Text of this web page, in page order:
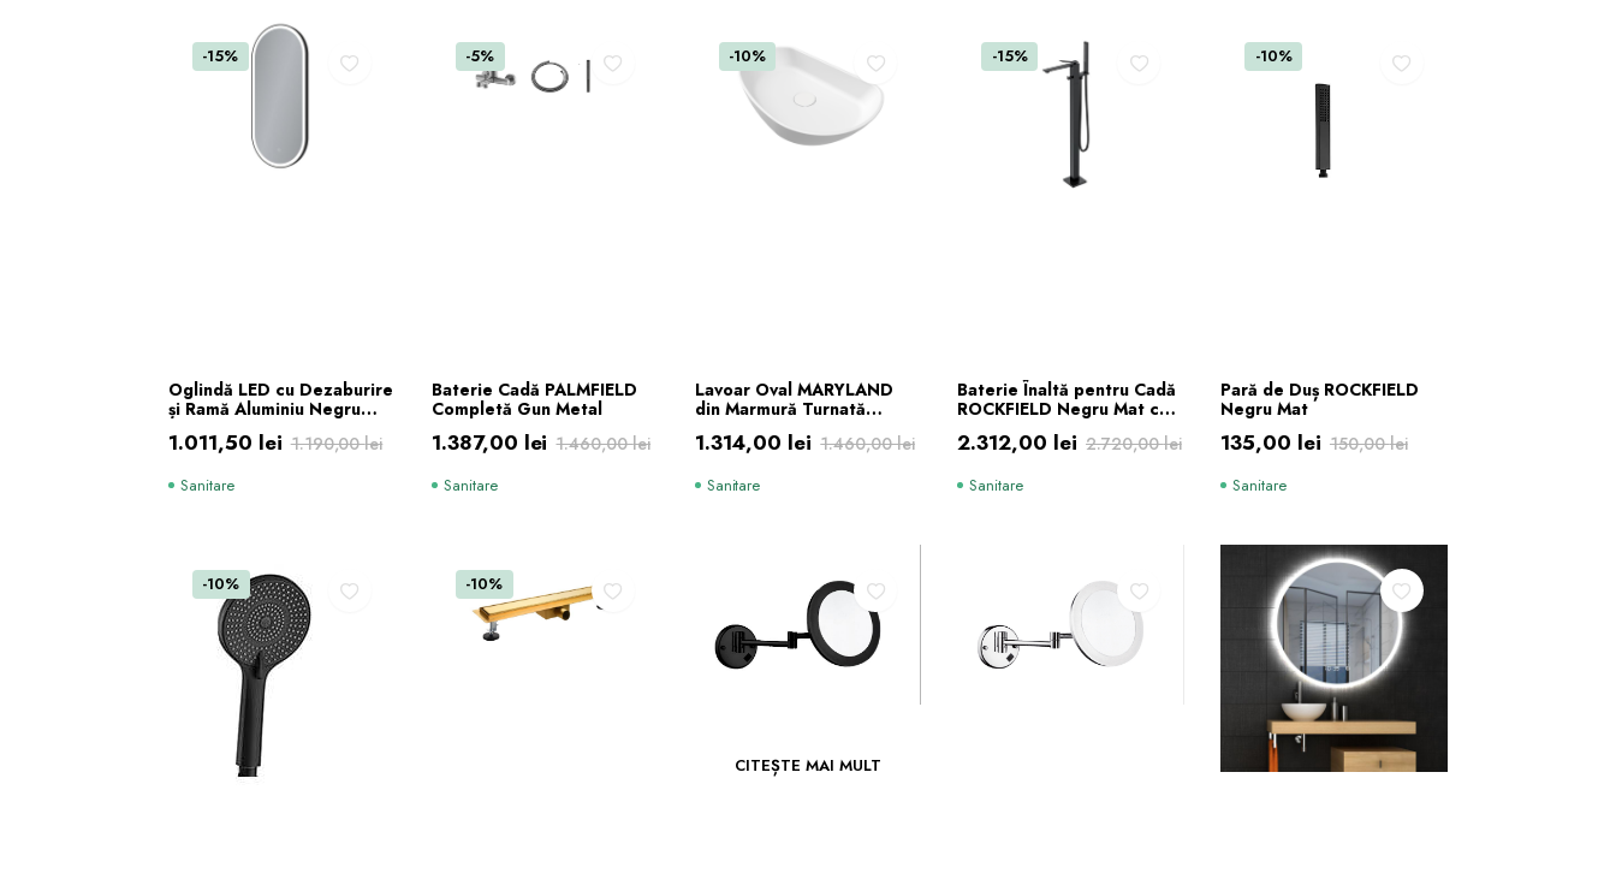
pagina
produsului.
1.240,00 lei
până
699,00 lei.
7.200,00 lei.
-15%
ADAUGĂ ÎN COȘ
Oglindă LED cu Dezaburire
și Ramă Aluminiu Negru
1.190,00lei
inițial
1.190,00 lei.
1.011,50 lei
curent
Sanitare
-5%
ADAUGĂ ÎN COȘ
Baterie Cadă PALMFIELD
Completă Gun Metal
1.460,00lei
inițial
1.460,00 lei.
1.387,00 lei
curent
Sanitare
-10%
ADAUGĂ ÎN COȘ
Lavoar Oval MARYLAND
din Marmură Turnată
60×37 cm Alb
1.460,00lei
inițial
1.460,00 lei.
1.314,00 lei
curent
Sanitare
-15%
ADAUGĂ ÎN COȘ
Baterie Înaltă pentru Cadă
ROCKFIELD Negru Mat cu
Montaj în Pardoseală
2.720,00lei
inițial
2.720,00 lei.
2.312,00 lei
curent
Sanitare
-10%
ADAUGĂ ÎN COȘ
Pară de Duș ROCKFIELD
Negru Mat
150,00lei
inițial
150,00 lei.
135,00 lei
curent
135,00 lei.
Sanitare
-10% -10%
CITEȘTE MAI MULT